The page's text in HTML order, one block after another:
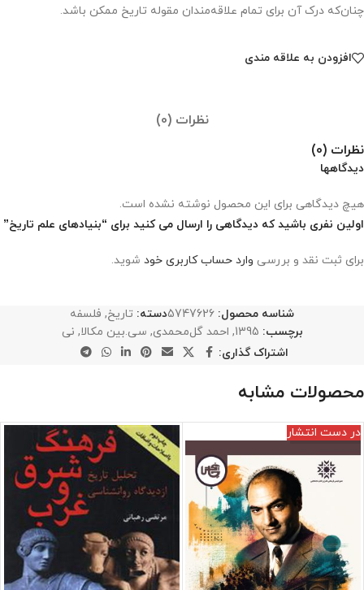
چنان‌که درک آن برای تمام علاقه‌مندان مقوله تاریخ ممکن باشد.
افزودن به علاقه مندی
نظرات (0)
نظرات (0)
دیدگاهها
هیچ دیدگاهی برای این محصول نوشته نشده است.
اولین نفری باشید که دیدگاهی را ارسال می کنید برای “بنیادهای علم تاریخ”
برای ثبت نقد و بررسی وارد حساب کاربری خود شوید.
شناسه محصول: 5747626دسته: تاریخ, فلسفه
برچسب: 1395
, احمد گل‌محمدی, سی‌.بین مکالا, نی
اشتراک گذاری:
محصولات مشابه
در دست انتشار